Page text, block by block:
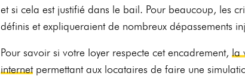
et si cela est justifié dans le bail. Pour beaucoup, les
définis et expliqueraient de nombreux dépassements
Pour savoir si votre loyer respecte cet encadrement,la
internetpermettant aux locataires de faire une